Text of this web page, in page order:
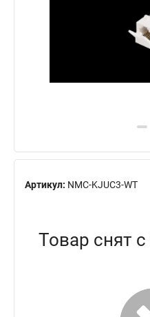
Артикул: NMC-KJUC3-WT
Товар снят